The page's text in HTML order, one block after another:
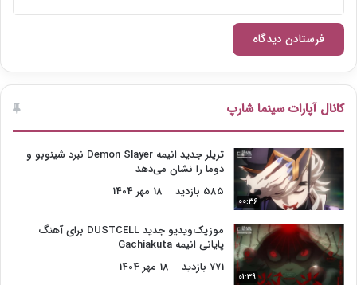
کانال آپارات سینما شارپ
00:36
تریلر جدید انیمه Demon Slayer نبرد شینوبو و
دوما را نشان می‌دهد
585 بازدید
18 مهر 1404
01:39
موزیک‌ویدیو جدید DUSTCELL برای آهنگ
پایانی انیمه Gachiakuta
771 بازدید
18 مهر 1404